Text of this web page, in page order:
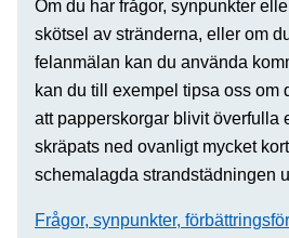
Om du har frågor, synpunkter
skötsel av stränderna, eller om
felanmälan kan du använda
kan du till exempel tipsa oss om
att papperskorgar blivit överfulla
skräpats ned ovanligt mycket
schemalagda strandstädningen
Frågor, synpunkter,